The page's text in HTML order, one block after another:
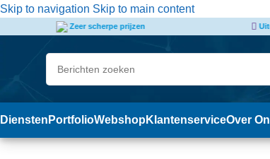
de
Skip to navigation Skip to main content
Uitgebreid aanbod & assortiment
Diensten PortfolioWebshopKlantenserviceOver